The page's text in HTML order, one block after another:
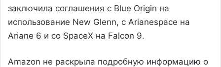
заключила соглашения с Blue Origin на
использование New Glenn, с Arianespace на
Ariane 6 и со SpaceX на Falcon 9.
Amazon не раскрыла подробную информацию о